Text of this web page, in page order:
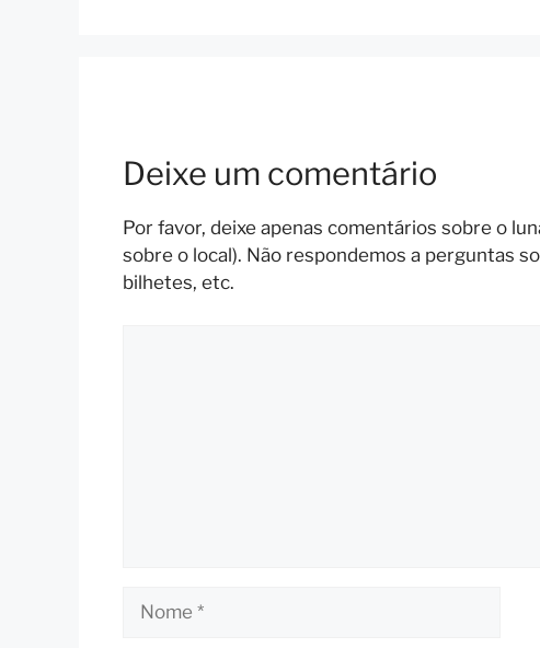
Deixe um comentário
Por favor, deixe apenas comentários sobre o
sobre o local). Não respondemos a perguntas
bilhetes, etc.